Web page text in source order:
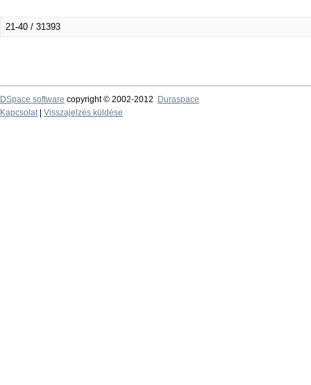
21-40 / 31393
DSpace software copyright © 2002-2012
Duraspace
Kapcsolat| Visszajelzés küldése